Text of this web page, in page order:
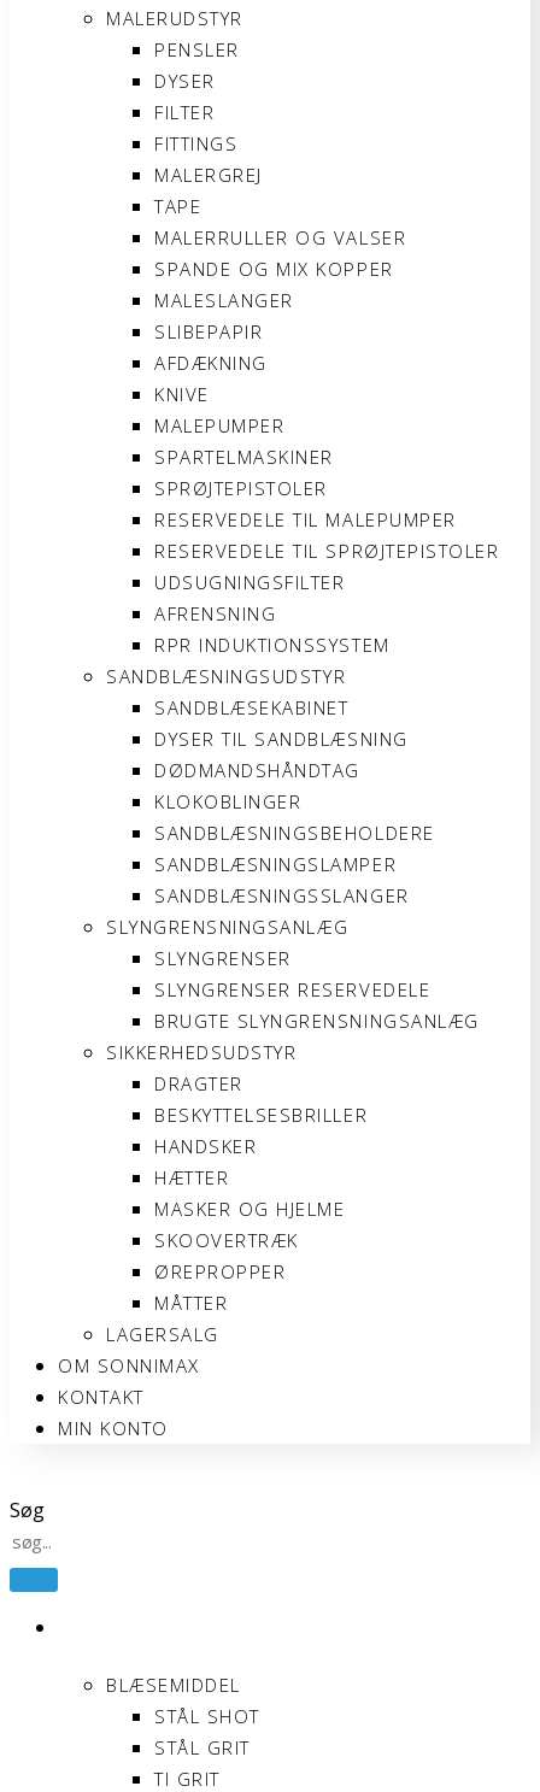
MALERUDSTYR
PENSLER
DYSER
FILTER
FITTINGS
MALERGREJ
TAPE
MALERRULLER OG VALSER
SPANDE OG MIX KOPPER
MALESLANGER
SLIBEPAPIR
AFDÆKNING
KNIVE
MALEPUMPER
SPARTELMASKINER
SPRØJTEPISTOLER
RESERVEDELE TIL MALEPUMPER
RESERVEDELE TIL SPRØJTEPISTOLER
UDSUGNINGSFILTER
AFRENSNING
RPR INDUKTIONSSYSTEM
SANDBLÆSNINGSUDSTYR
SANDBLÆSEKABINET
DYSER TIL SANDBLÆSNING
DØDMANDSHÅNDTAG
KLOKOBLINGER
SANDBLÆSNINGSBEHOLDERE
SANDBLÆSNINGSLAMPER
SANDBLÆSNINGSSLANGER
SLYNGRENSNINGSANLÆG
SLYNGRENSER
SLYNGRENSER RESERVEDELE
BRUGTE SLYNGRENSNINGSANLÆG
SIKKERHEDSUDSTYR
DRAGTER
BESKYTTELSESBRILLER
HANDSKER
HÆTTER
MASKER OG HJELME
SKOOVERTRÆK
ØREPROPPER
MÅTTER
LAGERSALG
OM SONNIMAX
KONTAKT
MIN KONTO
Søg
BLÆSEMIDDEL
STÅL SHOT
STÅL GRIT
TI GRIT